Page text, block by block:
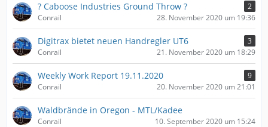
? Caboose Industries Ground Throw ?
2
Conrail
28. November 2020 um 19:36
Digitrax bietet neuen Handregler UT6
3
Conrail
21. November 2020 um 18:29
Weekly Work Report 19.11.2020
9
Conrail
20. November 2020 um 21:01
Waldbrände in Oregon - MTL/Kadee
Conrail 10. September 2020 um 15:24